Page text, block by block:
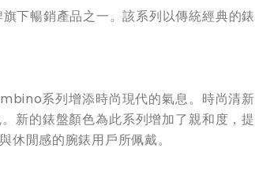
暢銷產品之一。該系列以傳統經典的錶
系列增添時尚現代的氣息。時尚清新
新的錶盤顏色為此系列增加了親和度，提
閒感的腕錶用戶所佩戴。